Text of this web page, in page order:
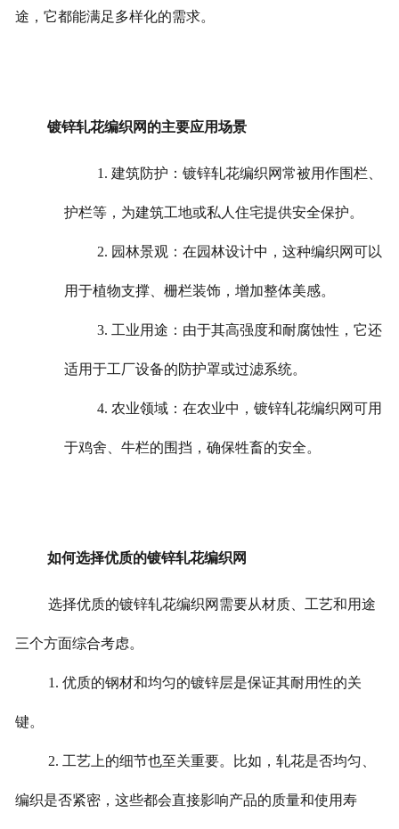
途，它都能满足多样化的需求。
镀锌轧花编织网的主要应用场景
1. 建筑防护：镀锌轧花编织网常被用作围栏、
护栏等，为建筑工地或私人住宅提供安全保护。
2. 园林景观：在园林设计中，这种编织网可以
用于植物支撑、栅栏装饰，增加整体美感。
3. 工业用途：由于其高强度和耐腐蚀性，它还
适用于工厂设备的防护罩或过滤系统。
4. 农业领域：在农业中，镀锌轧花编织网可用
于鸡舍、牛栏的围挡，确保牲畜的安全。
如何选择优质的镀锌轧花编织网
选择优质的镀锌轧花编织网需要从材质、工艺和用途
三个方面综合考虑。
1. 优质的钢材和均匀的镀锌层是保证其耐用性的关
键。
2. 工艺上的细节也至关重要。比如，轧花是否均匀、
编织是否紧密，这些都会直接影响产品的质量和使用寿